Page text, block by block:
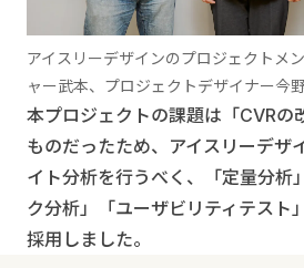
アイスリーデザインのプロジェクトメ
ャー武本、プロジェクトデザイナー今
本プロジェクトの課題は「CVRの
ものだったため、アイスリーデザ
イト分析を行うべく、「定量分析
ク分析」「ユーザビリティテスト
採用しました。